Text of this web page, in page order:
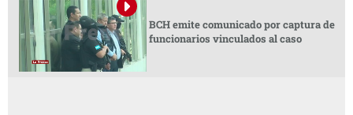
BCH emite comunicado por captura de
funcionarios vinculados al caso